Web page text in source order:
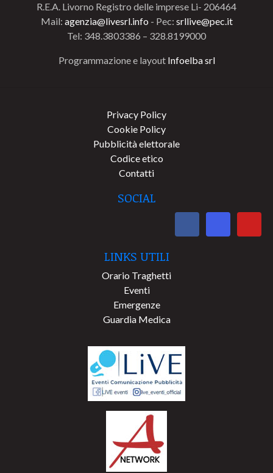
R.E.A. Livorno Registro delle imprese Li- 206464
Mail: agenzia@livesrl.info - Pec: srllive@pec.it
Tel: 348.3803386 – 328.8199000
Programmazione e layout Infoelba srl
Privacy Policy
Cookie Policy
Pubblicità elettorale
Codice etico
Contatti
SOCIAL
LINKS UTILI
Orario Traghetti
Eventi
Emergenze
Guardia Medica